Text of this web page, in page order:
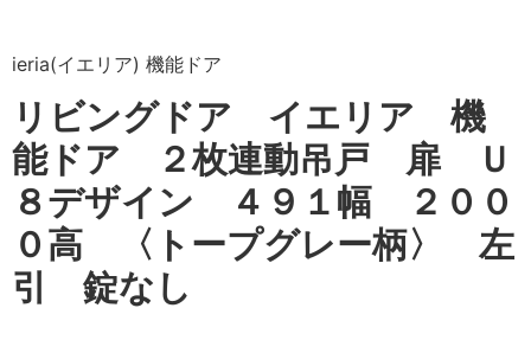
ieria(イエリア) 機能ドア
リビングドア イエリア 機
能ドア ２枚連動吊戸 扉 Ｕ
８デザイン ４９１幅 ２００
０高 〈トープグレー柄〉 左
引 錠なし